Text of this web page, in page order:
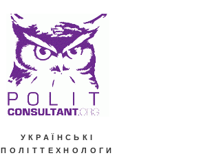
УКРАЇНСЬКІ
ПОЛІТТЕХНОЛОГИ